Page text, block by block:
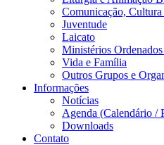
Comunicação, Cultura
Juventude
Laicato
Ministérios
Vida e Família
Outros Grupos e
Informações
Notícias
Agenda (Calendário /
Downloads
Contato